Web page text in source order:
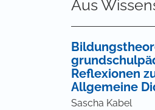
Aus
Reflexionen
Allgemeine
Sascha Kabel